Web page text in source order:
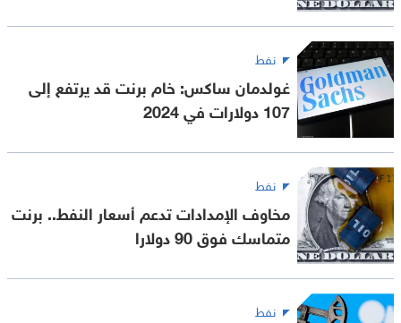
نفط
غولدمان ساكس: خام برنت قد يرتفع إلى
107 دولارات في 2024
نفط
مخاوف الإمدادات تدعم أسعار النفط.. برنت
متماسك فوق 90 دولارا
نفط